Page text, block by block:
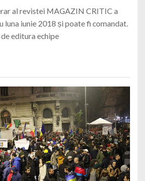
al revistei MAGAZIN CRITIC a
iunie 2018 și poate fi comandat.
editura echipe